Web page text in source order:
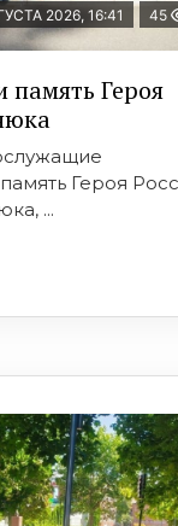
2026, 16:41 45
память Героя
Героя
...